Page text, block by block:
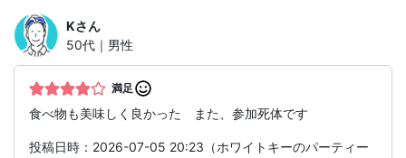
Kさん
50代｜男性
満足
食べ物も美味しく良かった また、参加死体です
投稿日時：2026-07-05 20:23（ホワイトキーのパーティー